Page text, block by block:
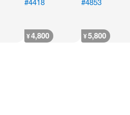
¥4,800 ¥5,800